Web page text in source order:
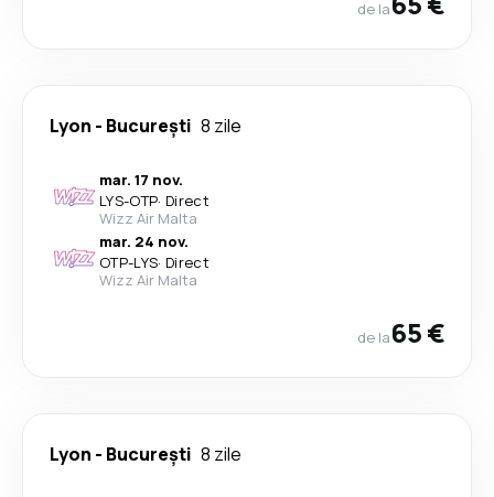
de la
Lyon - București 8 zile
mar. 17 nov.
LYS-OTP· Direct
Wizz Air Malta
mar. 24 nov.
OTP-LYS· Direct
Wizz Air Malta
de la65 €
Lyon - București 8 zile